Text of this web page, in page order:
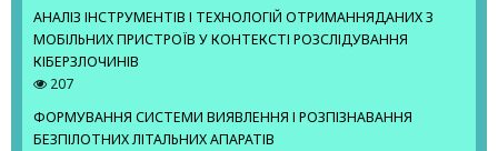
АНАЛІЗ ІНСТРУМЕНТІВ І ТЕХНОЛОГІЙ ОТРИМАННЯДАНИХ З
МОБІЛЬНИХ ПРИСТРОЇВ У КОНТЕКСТІ РОЗСЛІДУВАННЯ
КІБЕРЗЛОЧИНІВ
207
ФОРМУВАННЯ СИСТЕМИ ВИЯВЛЕННЯ І РОЗПІЗНАВАННЯ
БЕЗПІЛОТНИХ ЛІТАЛЬНИХ АПАРАТІВ